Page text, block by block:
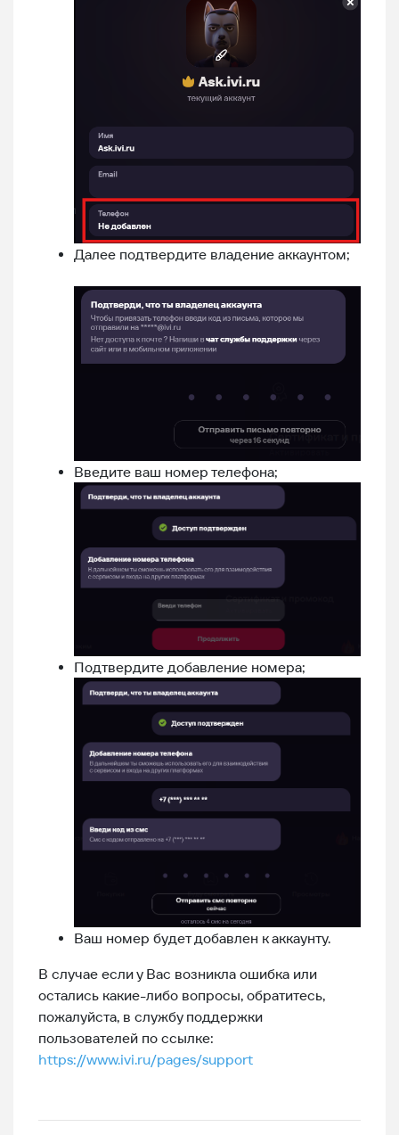
Далее подтвердите владение аккаунтом;
Введите ваш номер телефона;
Подтвердите добавление номера;
Ваш номер будет добавлен к аккаунту.
В случае если у Вас возникла ошибка или
остались какие-либо вопросы, обратитесь,
пожалуйста, в службу поддержки
пользователей по ссылке:
https://www.ivi.ru/pages/support